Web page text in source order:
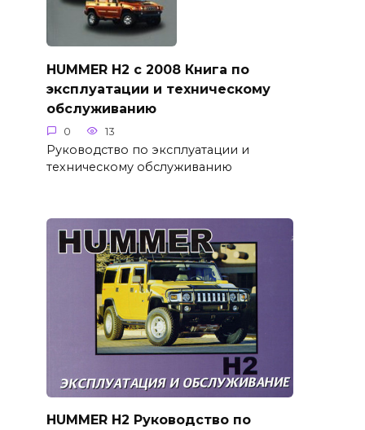
HUMMER H2 с 2008 Книга по
эксплуатации и техническому
обслуживанию
0 13
Руководство по эксплуатации и
техническому обслуживанию
HUMMER H2 Руководство по